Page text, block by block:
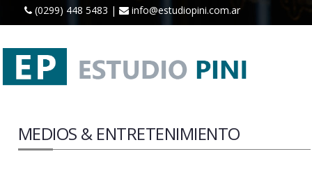
(0299) 448 5483 | info@estudiopini.com.ar
MEDIOS & ENTRETENIMIENTO